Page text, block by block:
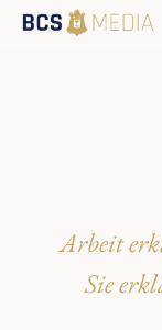
Arbeit
Sie